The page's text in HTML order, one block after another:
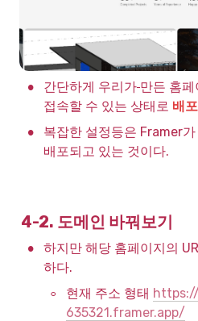
• 간단하게 우리가 만든 홈
접속할 수 있는 상태로 배
•
복잡한 설정등은 Framer
배포되고 있는 것이다.
4-2. 도메인 바꿔보기
•
하지만 해당 홈페이지의
하다.
◦ 현재 주소 형태
635321.framer.app/